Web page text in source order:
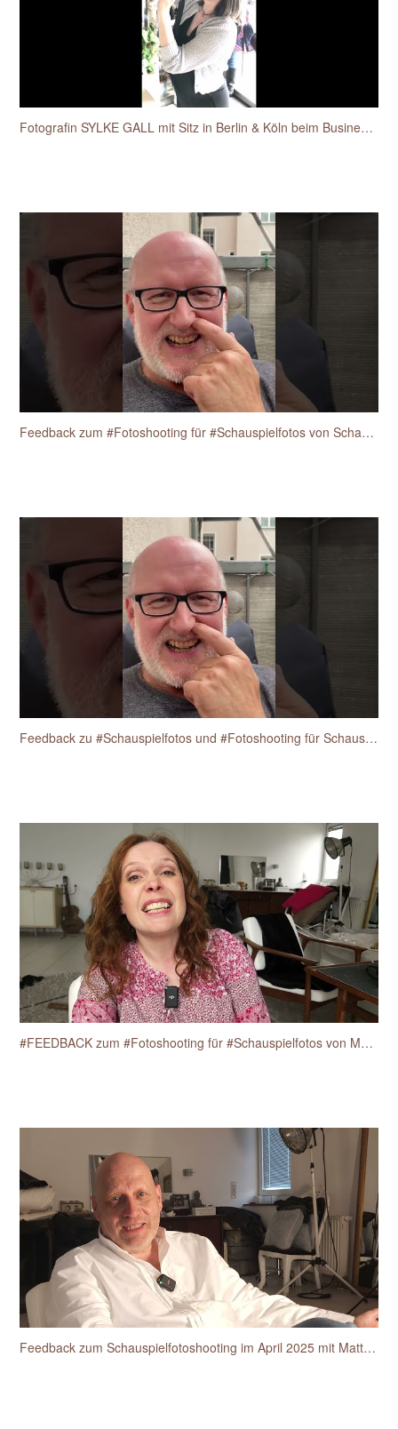
Fotografin SYLKE GALL mit Sitz in Berlin & Köln beim Businessfotos-Workshop für Unternehmerinnen
Feedback zum #Fotoshooting für #Schauspielfotos von Schauspieler Heiko Fischer
Feedback zu #Schauspielfotos und #Fotoshooting für Schauspieler vom Schauspieler Heiko Fischer
#FEEDBACK zum #Fotoshooting für #Schauspielfotos von Martine Anne Breisch am 17.4.2025.
Feedback zum Schauspielfotoshooting im April 2025 mit Matthias van den Berg